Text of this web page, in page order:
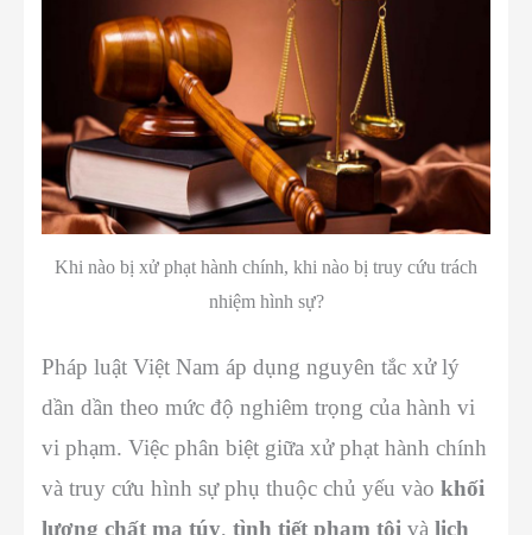
Khi nào bị xử phạt hành chính, khi nào bị truy cứu trách
nhiệm hình sự?
Pháp luật Việt Nam áp dụng nguyên tắc xử lý
dần dần theo mức độ nghiêm trọng của hành vi
vi phạm. Việc phân biệt giữa xử phạt hành chính
và truy cứu hình sự phụ thuộc chủ yếu vào khối
lượng chất ma túy, tình tiết phạm tội và lịch